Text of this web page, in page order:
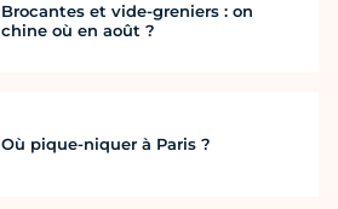
Brocantes et vide-greniers : on
chine où en août ?
Où pique-niquer à Paris ?